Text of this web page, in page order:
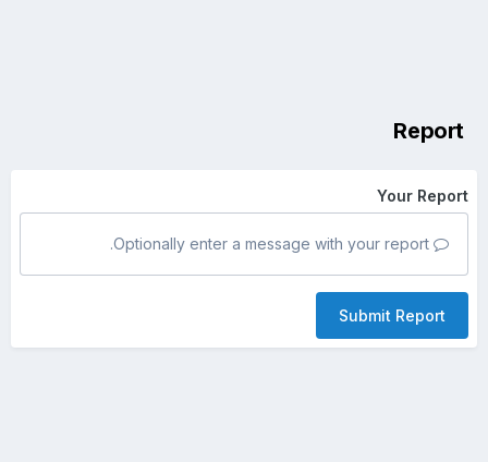
Report
Your Report
Submit Report